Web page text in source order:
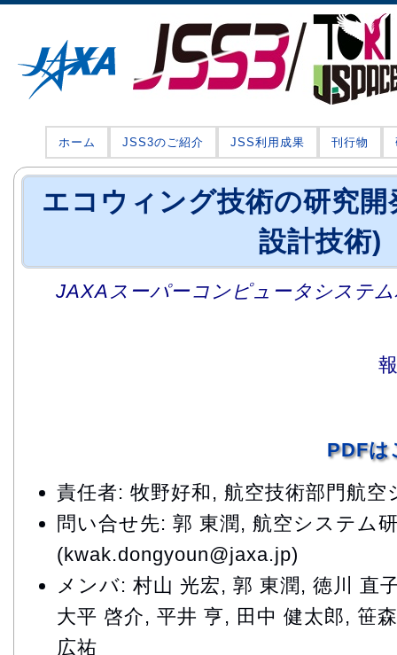
ホーム JSS3のご紹介 JSS利用成果 刊行物
エコウィング技術の研究
設計技術)
JAXAスーパーコンピュータシステ
PDFは
責任者: 牧野好和, 航空技術部門航
問い合せ先: 郭 東潤, 航空システム
(kwak.dongyoun@jaxa.jp)
メンバ: 村山 光宏, 郭 東潤, 徳川 直
大平 啓介, 平井 亨, 田中 健太郎, 笹
広祐